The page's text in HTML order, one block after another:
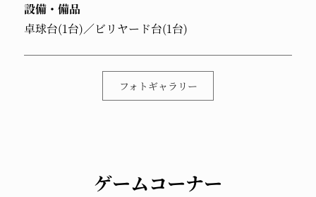
設備・備品
卓球台(1台)／ビリヤード台(1台)
フォトギャラリー
ゲームコーナー